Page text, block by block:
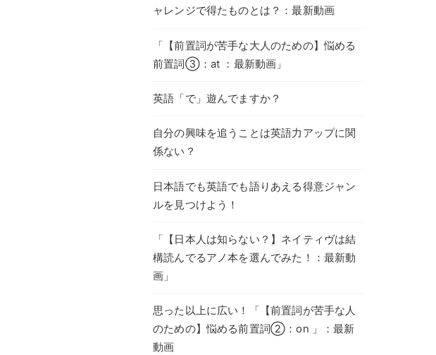
ャレンジで得たものとは？：最新動画
「【前置詞が苦手な大人のための】悩める
前置詞③：at ：最新動画」
英語「で」遊んでますか？
自分の興味を追うことは英語力アップに関
係ない？
日本語でも英語でも語りあえる得意ジャン
ルを見つけよう！
「【日本人は知らない？】ネイティヴは結
構読んでるアノ本を選んでみた！：最新動
画」
思った以上に広い！「【前置詞が苦手な人
のための】悩める前置詞②：on 」：最新
動画